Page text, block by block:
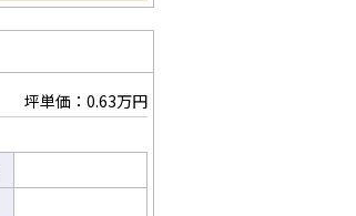
坪単価：0.63万円